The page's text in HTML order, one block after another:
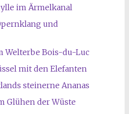
im Ärmelkanal
und
Welterbe Bois-du-Luc
mit den Elefanten
steinerne Ananas
Glühen der Wüste